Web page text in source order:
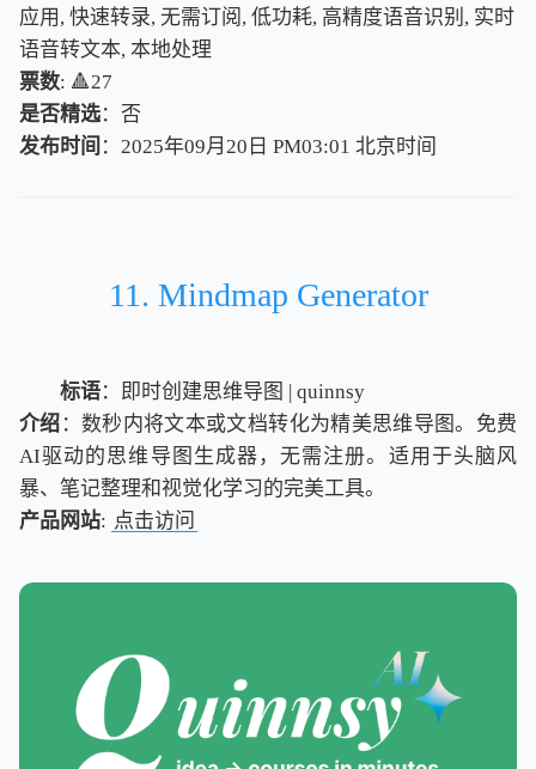
应用, 快速转录, 无需订阅, 低功耗, 高精度语音识别, 实时
语音转文本, 本地处理
票数: 🔺27
是否精选：否
发布时间 ：2025年09月20日 PM03:01 北京时间
北京时间
11. Mindmap Generator
标语：即时创建思维导图 | quinnsy
介绍 ：数秒内将文本或文档转化为精美思维导图。免费
AI驱动的思维导图生成器，无需注册。适用于头脑风
暴、笔记整理和视觉化学习的完美工具。
产品网站: 点击访问